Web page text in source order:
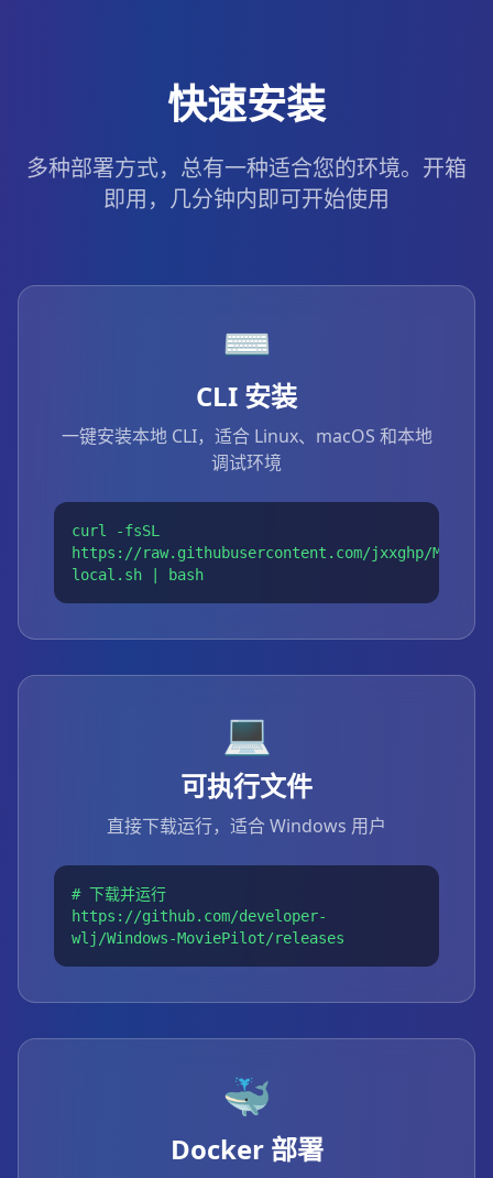
快速安装
多种部署方式，总有一种适合您的环境。开箱
即用，几分钟内即可开始使用
⌨️
CLI 安装
一键安装本地 CLI，适合 Linux、macOS 和本地
调试环境
curl -fsSL
https://raw.githubusercontent.com/jxxghp/
local.sh | bash
💻
可执行文件
直接下载运行，适合 Windows 用户
# 下载并运行
https://github.com/developer-
wlj/Windows-MoviePilot/releases
🐳
Docker 部署